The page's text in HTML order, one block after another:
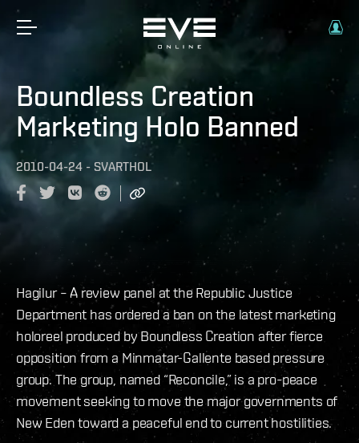
Boundless Creation
Marketing Holo Banned
2010-04-24 - SVARTHOL
Hagilur – A review panel at the Republic Justice
Department has ordered a ban on the latest marketing
holoreel produced by Boundless Creation after fierce
opposition from a Minmatar-Gallente based pressure
group. The group, named “Reconcile,” is a pro-peace
movement seeking to move the major governments of
New Eden toward a peaceful end to current hostilities.